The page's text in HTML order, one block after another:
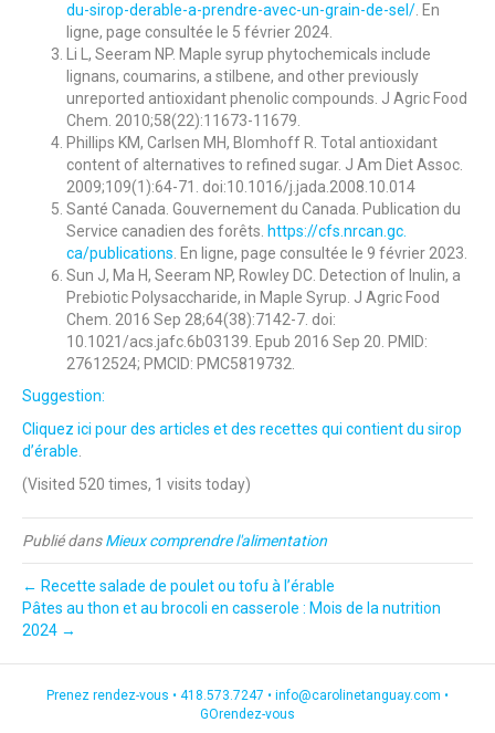
du-sirop-derable-a-prendre-avec-un-grain-de-sel/ . En
ligne, page consultée le 5 février 2024.
Li L, Seeram NP. Maple syrup phytochemicals include
lignans, coumarins, a stilbene, and other previously
unreported antioxidant phenolic compounds. J Agric Food
Chem. 2010;58(22):11673-11679.
Phillips KM, Carlsen MH, Blomhoff R. Total antioxidant
content of alternatives to refined sugar. J Am Diet Assoc.
2009;109(1):64-71. doi:10.1016/j.jada.2008.10.014
Santé Canada. Gouvernement du Canada. Publication du
Service canadien des forêts. https://cfs.nrcan.gc.
ca/publications . En ligne, page consultée le 9 février 2023.
Sun J, Ma H, Seeram NP, Rowley DC. Detection of Inulin, a
Prebiotic Polysaccharide, in Maple Syrup. J Agric Food
Chem. 2016 Sep 28;64(38):7142-7. doi:
10.1021/acs.jafc.6b03139. Epub 2016 Sep 20. PMID:
27612524; PMCID: PMC5819732.
Suggestion:
Cliquez ici pour des articles et des recettes qui contient du sirop
d’érable
(Visited 520 times, 1 visits today)
Publié dansMieux comprendre l'alimentation
← Recette salade de poulet ou tofu à l’érable
Pâtes au thon et au brocoli en casserole : Mois de la nutrition
2024 →
Prenez rendez-vous • 418.573.7247 • info@carolinetanguay.com •
GOrendez-vous